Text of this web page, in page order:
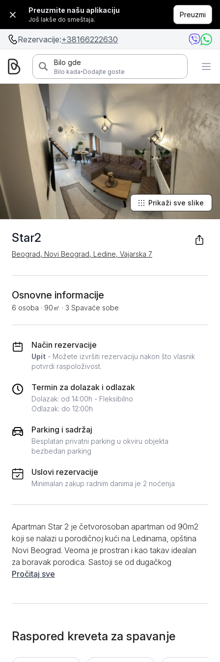
Preuzmite našu aplikaciju
Još lakše do smeštaja.
Preuzmi
Rezervacije:+38166222630
Bilo gde
Bilo kada·Dodajte goste
Star2
Beograd, Novi Beograd, Ledine, Vajarska 7
Prikaži sve slike
Osnovne informacije
6 osoba · 90㎡ · 3 Spavaće sobe
Način rezervacije
Upit - Možete izvršiti rezervaciju nakon što vlasnik
potvrdi raspoloživost.
Termin za dolazak i odlazak
Dolazak: od 14:00h - Fleksibilno
Odlazak: do 12:00h
Parking i sadržaj
Besplatan privatni parking u okviru objekta
bezbedan parking
Uslovi rezervacije
Minimalan zakup radnim danima je 2 noćenja
Apartman Star 2 je četvorosoban apartman od 90m2
koji se nalazi u porodičnoj kući na Ledinama, opština
Novi Beograd. Veoma je prostran i kao takav idealan
za boravak porodica. Sastoji se od dugačkog
hodnika, kupatila sa tuš kabinom, dve spavaće sobe
pogodnost predstavlja velika terasa na kojoj možete
uživati u jutarnjoj kafi. Moderno opremljen i komforan
za boravak do 6 osoba sa svim potrebnim stvarima
Pročitaj sve
Raspored kreveta za spavanje